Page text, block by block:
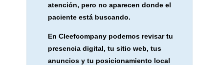
atención, pero no aparecen donde el
paciente está buscando.
En Cleefcompany podemos revisar tu
presencia digital, tu sitio web, tus
anuncios y tu posicionamiento local